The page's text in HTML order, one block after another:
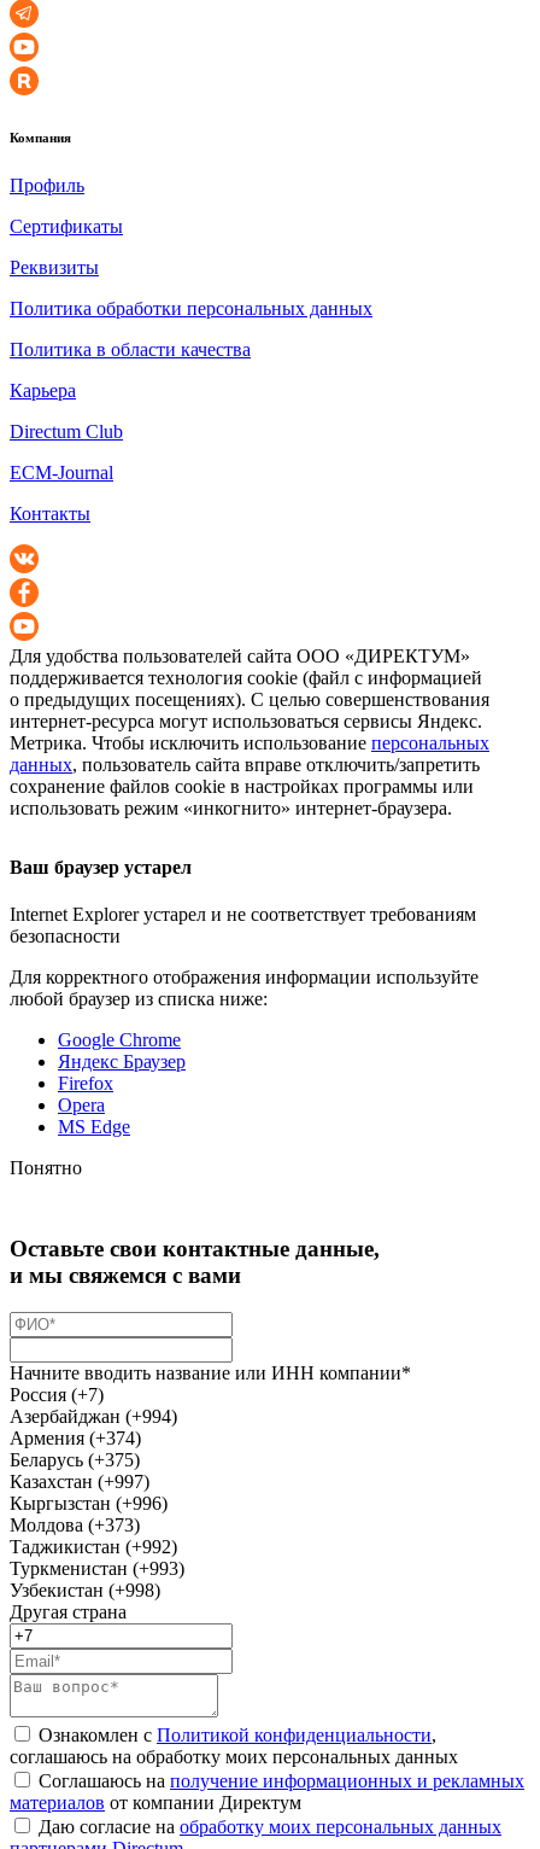
Компания
Профиль
Сертификаты
Реквизиты
Политика обработки персональных данных
Политика в области качества
Карьера
Directum Club
ECM-Journal
Контакты
Для удобства пользователей сайта ООО «ДИРЕКТУМ»
поддерживается технология cookie (файл с информацией
о предыдущих посещениях). С целью совершенствования
интернет-ресурса могут использоваться сервисы Яндекс.
Метрика. Чтобы исключить использование персональных
данных, пользователь сайта вправе отключить/запретить
сохранение файлов cookie в настройках программы или
использовать режим «инкогнито» интернет-браузера.
Ваш браузер устарел
Internet Explorer устарел и не соответствует требованиям
безопасности
Для корректного отображения информации используйте
любой браузер из списка ниже:
Google Chrome
Яндекс Браузер
Firefox
Opera
MS Edge
Понятно
Оставьте свои контактные данные,
и мы свяжемся с вами
Начните вводить название или ИНН компании*
Россия (+7)
Азербайджан (+994)
Армения (+374)
Беларусь (+375)
Казахстан (+997)
Кыргызстан (+996)
Молдова (+373)
Таджикистан (+992)
Туркменистан (+993)
Узбекистан (+998)
Другая страна
Ознакомлен с Политикой конфиденциальности,
соглашаюсь на обработку моих персональных данных
Соглашаюсь на получение информационных и рекламных
материалов от компании Директум
Даю согласие на обработку моих персональных данных